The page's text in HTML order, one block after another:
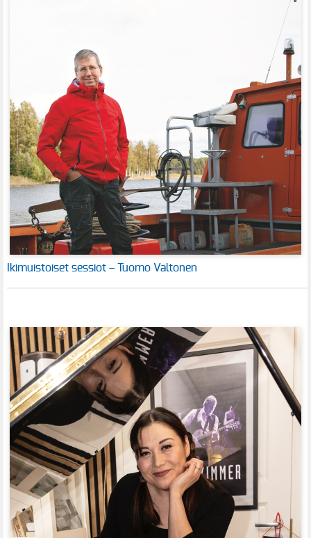
Ikimuistoiset sessiot – Tuomo Valtonen